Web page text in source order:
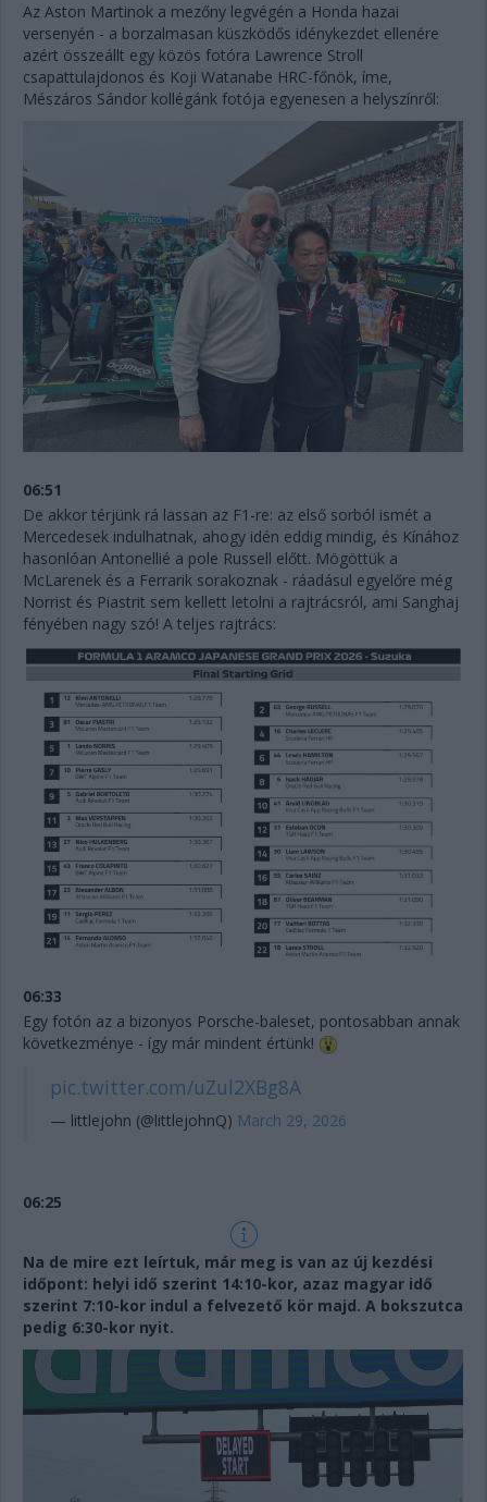
Az Aston Martinok a mezőny legvégén a Honda hazai
versenyén - a borzalmasan küszködős idénykezdet ellenére
azért összeállt egy közös fotóra Lawrence Stroll
csapattulajdonos és Koji Watanabe HRC-főnök, íme,
Mészáros Sándor kollégánk fotója egyenesen a helyszínről:
06:51
De akkor térjünk rá lassan az F1-re: az első sorból ismét a
Mercedesek indulhatnak, ahogy idén eddig mindig, és Kínához
hasonlóan Antonellié a pole Russell előtt. Mögöttük a
McLarenek és a Ferrarik sorakoznak - ráadásul egyelőre még
Norrist és Piastrit sem kellett letolni a rajtrácsról, ami Sanghaj
fényében nagy szó! A teljes rajtrács:
06:33
Egy fotón az a bizonyos Porsche-baleset, pontosabban annak
következménye - így már mindent értünk!
pic.twitter.com/uZul2XBg8A
— littlejohn (@littlejohnQ) March 29, 2026
06:25
Na de mire ezt leírtuk, már meg is van az új kezdési
időpont: helyi idő szerint 14:10-kor, azaz magyar idő
szerint 7:10-kor indul a felvezető kör majd. A bokszutca
pedig 6:30-kor nyit.